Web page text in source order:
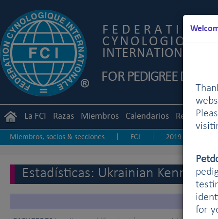
for
La FCI Razas Miembros Calendarios
Miembros, socios & secciones FCI 2019
Estadísticas: Ukrainian Kennel